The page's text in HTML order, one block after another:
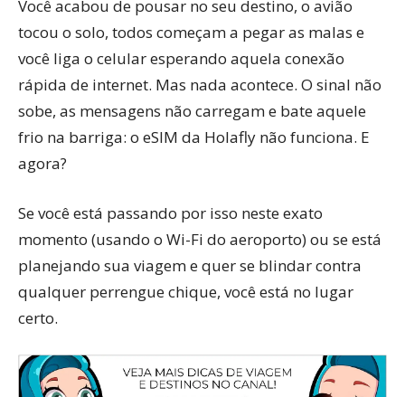
Você acabou de pousar no seu destino, o avião
tocou o solo, todos começam a pegar as malas e
você liga o celular esperando aquela conexão
rápida de internet. Mas nada acontece. O sinal não
sobe, as mensagens não carregam e bate aquele
frio na barriga: o eSIM da Holafly não funciona. E
agora?
Se você está passando por isso neste exato
momento (usando o Wi-Fi do aeroporto) ou se está
planejando sua viagem e quer se blindar contra
qualquer perrengue chique, você está no lugar
certo.